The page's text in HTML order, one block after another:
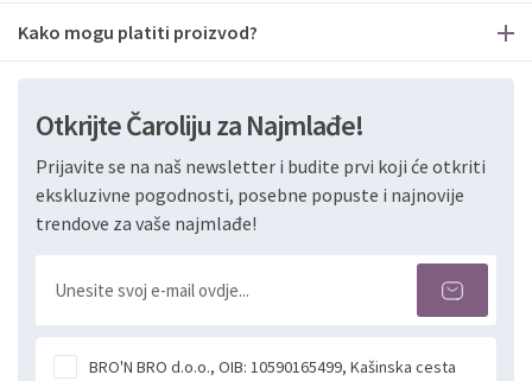
Kako mogu platiti proizvod?
Otkrijte Čaroliju za Najmlađe!
Prijavite se na naš newsletter i budite prvi koji će otkriti
ekskluzivne pogodnosti, posebne popuste i najnovije
trendove za vaše najmlađe!
BRO'N BRO d.o.o., OIB: 10590165499, Kašinska cesta